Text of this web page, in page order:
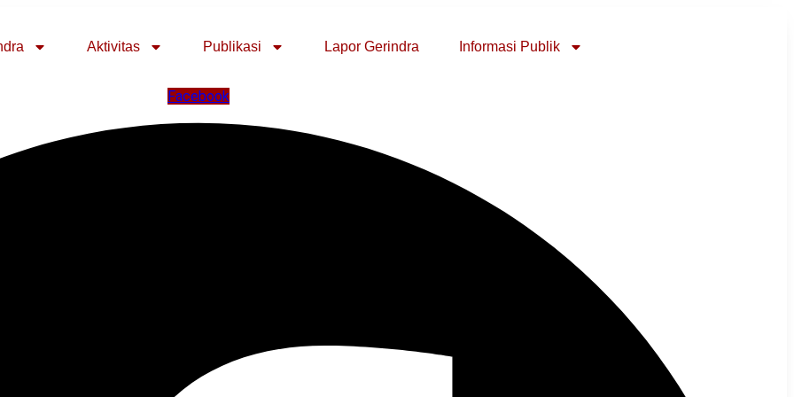
Aktivitas Publikasi Lapor Gerindra Informasi Publik
Facebook